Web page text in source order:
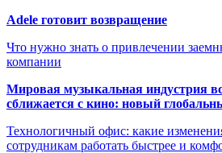
Adele готовит возвращение
Что нужно знать о привлечении
компании
Мировая музыкальная индустрия
сближается с кино: новый
Технологичный офис: какие
сотрудникам работать быстрее и